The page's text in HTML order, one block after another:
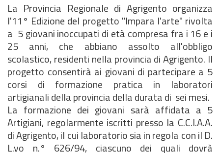
La Provincia Regionale di Agrigento organizza
l'11° Edizione del progetto "Impara l'arte" rivolta
a 5 giovani inoccupati di età compresa fra i 16 e i
25 anni, che abbiano assolto all'obbligo
scolastico, residenti nella provincia di Agrigento. Il
progetto consentirà ai giovani di partecipare a 5
corsi di formazione pratica in laboratori
artigianali della provincia della durata di sei mesi.
La formazione dei giovani sarà affidata a 5
Artigiani, regolarmente iscritti presso la C.C.I.A.A.
di Agrigento, il cui laboratorio sia in regola con il D.
L.vo n.° 626/94, ciascuno dei quali dovrà